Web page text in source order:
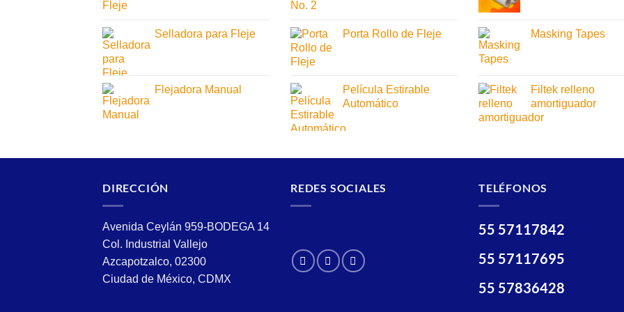
Selladora para Fleje
Flejadora Manual
Porta Rollo de Fleje
Película Estirable
Automático
Masking Tapes
Filtek relleno
amortiguador
DIRECCIÓN
Avenida Ceylán 959-BODEGA 14
Col. Industrial Vallejo
Azcapotzalco, 02300
Ciudad de México, CDMX
REDES SOCIALES TELÉFONOS
55 57117842
55 57117695
55 57836428